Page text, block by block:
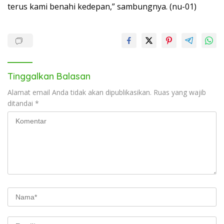
terus kami benahi kedepan,” sambungnya. (nu-01)
Tinggalkan Balasan
Alamat email Anda tidak akan dipublikasikan. Ruas yang wajib
ditandai *